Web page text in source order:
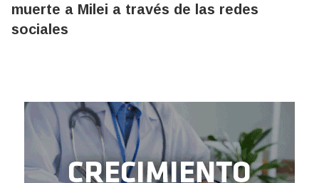
muerte a Milei a través de las redes
sociales